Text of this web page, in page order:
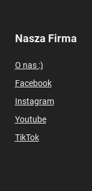
Nasza Firma
O nas :)
Facebook
Instagram
Youtube
TikTok